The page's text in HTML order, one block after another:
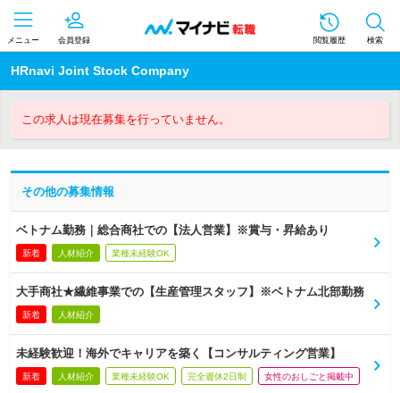
メニュー 会員登録 閲覧履歴 検索
HRnavi Joint Stock Company
この求人は現在募集を行っていません。
その他の募集情報
ベトナム勤務｜総合商社での【法人営業】※賞与・昇給あり
新着 人材紹介 業種未経験OK
大手商社★繊維事業での【生産管理スタッフ】※ベトナム北部勤務
新着 人材紹介
未経験歓迎！海外でキャリアを築く【コンサルティング営業】
新着 人材紹介 業種未経験OK 完全週休2日制 女性のおしごと掲載中